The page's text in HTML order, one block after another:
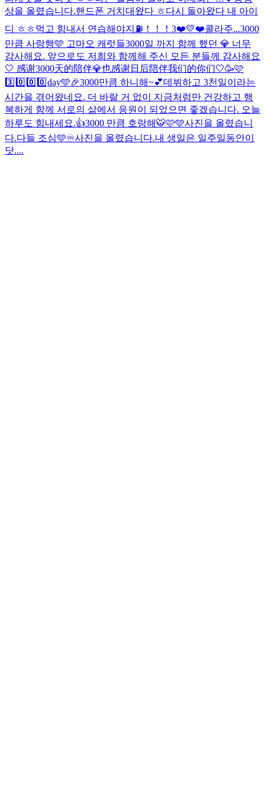
상을 올렸습니다.핸드폰 거치대왔다 ㅎ다시 돌아왔다 내 아이
디 ㅎㅎ먹고 힘내서 연습해야지⛽️！！！ 3❤️💛❤️콜라주...3000
만큼 사랑행🩵 고마오 캐럿들3000일 까지 함께 했던 💎 너무
감사해요. 앞으로도 저희와 함께해 주신 모든 분들께 감사해요
🤍 感谢3000天的陪伴💎也感谢日后陪伴我们的你们🤍🥳🩷
3️⃣0️⃣0️⃣0️⃣day🩵🎉3000만큼 하니해~💕데뷔하고 3천일이라는
시간을 겪어왔네요. 더 바랄 거 없이 지금처럼만 건강하고 행
복하게 함께 서로의 삶에서 응원이 되었으면 좋겠습니다. 오늘
하루도 힘내세요.👍3000 만큼 호랑해🐯🩷🩵사진을 올렸습니
다.다들 조심🩵♾️사진을 올렸습니다.내 생일은 일주일동안이
닷....